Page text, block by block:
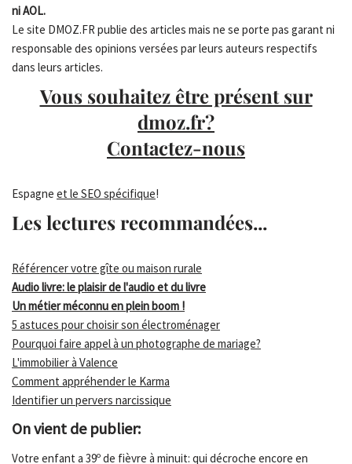
ni AOL.
Le site DMOZ.FR publie des articles mais ne se porte pas garant ni
responsable des opinions versées par leurs auteurs respectifs
dans leurs articles.
Vous souhaitez être présent sur
dmoz.fr?
Contactez-nous
Espagne et le SEO spécifique!
Les lectures recommandées...
Référencer votre gîte ou maison rurale
Audio livre: le plaisir de l'audio et du livre
Un métier méconnu en plein boom !
5 astuces pour choisir son électroménager
Pourquoi faire appel à un photographe de mariage?
L'immobilier à Valence
Comment appréhender le Karma
Identifier un pervers narcissique
On vient de publier:
Votre enfant a 39º de fièvre à minuit: qui décroche encore en